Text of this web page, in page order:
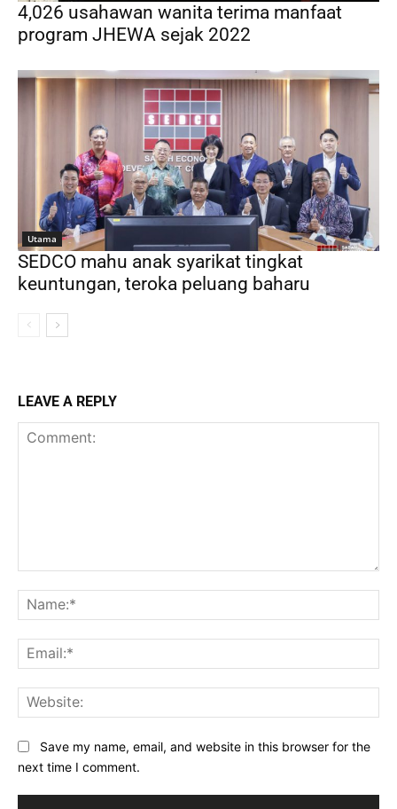
4,026 usahawan wanita terima manfaat
program JHEWA sejak 2022
Utama
SEDCO mahu anak syarikat tingkat
keuntungan, teroka peluang baharu
LEAVE A REPLY
Save my name, email, and website in this browser for the
next time I comment.